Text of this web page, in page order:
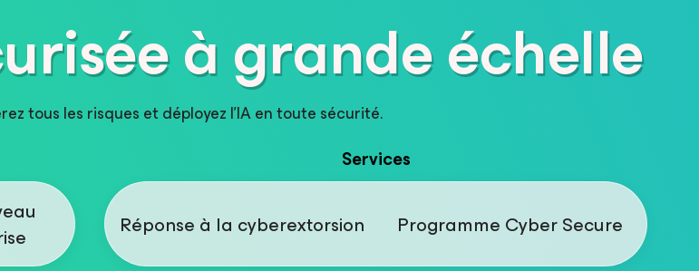
à grande échelle
tous les risques et déployez l’IA en toute sécurité.
Services
Réponse à la cyberextorsion Programme Cyber Secure